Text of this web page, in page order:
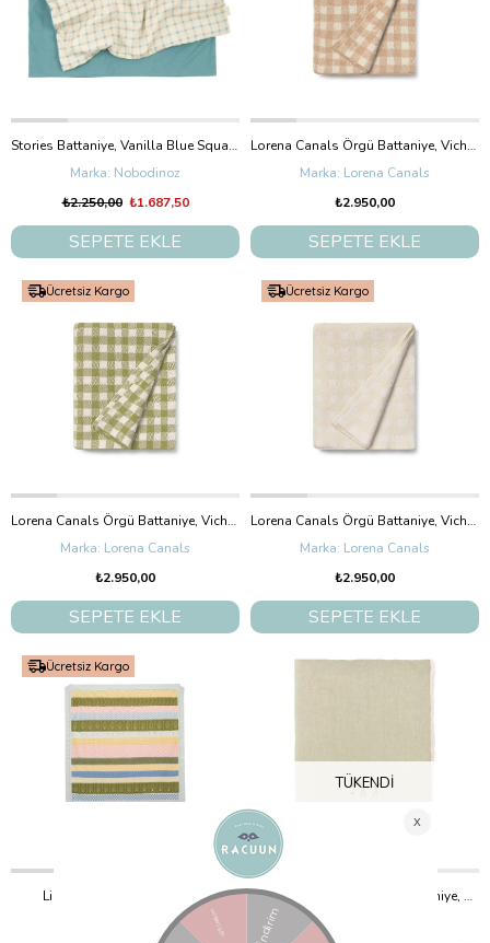
Stories Battaniye, Vanilla Blue Squares 70x140 cm
Nobodinoz
₺1.687,50
₺2.250,00
SEPETE EKLE
Lorena Canals Örgü Battaniye, Vichy Rose
Lorena Canals
₺2.950,00
SEPETE EKLE
Lorena Canals Örgü Battaniye, Vichy Matcha
Lorena Canals
₺2.950,00
SEPETE EKLE
Ücretsiz Kargo
Lorena Canals Örgü Battaniye, Vichy Ivory
Lorena Canals
₺2.950,00
SEPETE EKLE
Ücretsiz Kargo
Lille Trove Battaniye Joyline
Lille Trove
Ücretsiz Kargo
TÜKENDI
Nobodinoz L1N0 Bebek Battaniye, Green Matcha